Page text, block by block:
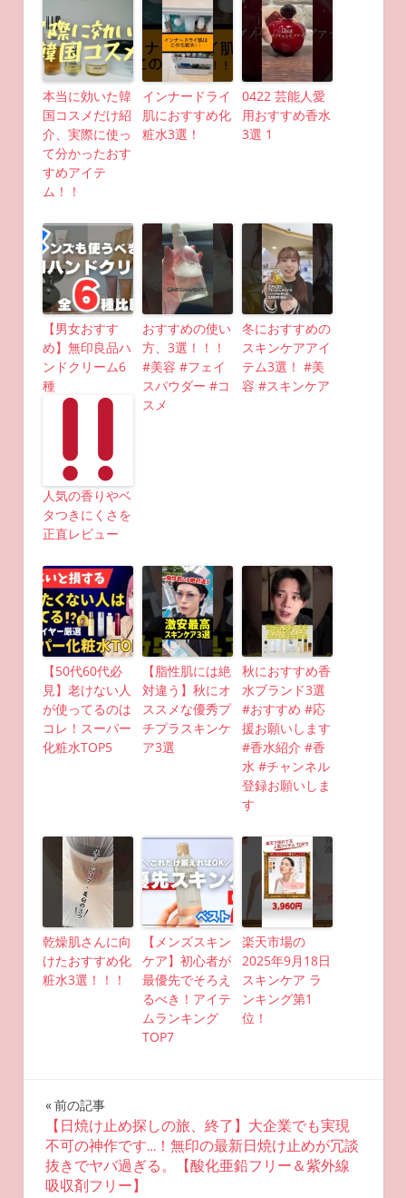
本当に効いた韓
国コスメだけ紹
介、実際に使っ
て分かったおす
すめアイテ
ム！！
インナードライ
肌におすすめ化
粧水3選！
0422 芸能人愛
用おすすめ香水
3選 1
【男女おすす
め】無印良品ハ
ンドクリーム6
種
人気の香りやベ
タつきにくさを
正直レビュー
おすすめの使い
方、3選！！！
#美容 #フェイ
スパウダー #コ
スメ
冬におすすめの
スキンケアアイ
テム3選！ #美
容 #スキンケア
【50代60代必
見】老けない人
が使ってるのは
コレ！スーパー
化粧水TOP5
【脂性肌には絶
対違う】秋にオ
ススメな優秀プ
チプラスキンケ
ア3選
秋におすすめ香
水ブランド3選
#おすすめ #応
援お願いします
#香水紹介 #香
水 #チャンネル
登録お願いしま
す
乾燥肌さんに向
けたおすすめ化
粧水3選！！！
【メンズスキン
ケア】初心者が
最優先でそろえ
るべき！アイテ
ムランキング
TOP7
楽天市場の
2025年9月18日
スキンケア ラ
ンキング第1
位！
投
稿
ナ
前の記事
【日焼け止め探しの旅、終了】大企業でも実現
不可の神作です…！無印の最新日焼け止めが冗談
抜きでヤバ過ぎる。【酸化亜鉛フリー＆紫外線
吸収剤フリー】